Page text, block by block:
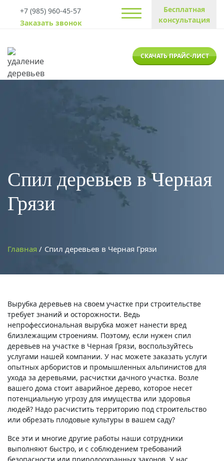
+7 (985) 960-45-57
Заказать звонок
Бесплатная
консультация
СКАЧАТЬ ПРАЙС-ЛИСТ
Спил деревьев в Черная
Грязи
Главная Спил деревьев в Черная Грязи
Вырубка деревьев на своем участке при строительстве
требует знаний и осторожности. Ведь
непрофессиональная вырубка может нанести вред
близлежащим строениям. Поэтому, если нужен спил
деревьев на участке в Черная Грязи, воспользуйтесь
услугами нашей компании. У нас можете заказать услуги
опытных арбористов и промышленных альпинистов для
ухода за деревьями, расчистки дачного участка. Возле
вашего дома стоит аварийное дерево, которое несет
потенциальную угрозу для имущества или здоровья
людей? Надо расчистить территорию под строительство
или обрезать плодовые культуры в вашем саду?
Все эти и многие другие работы наши сотрудники
выполняют быстро, и с соблюдением требований